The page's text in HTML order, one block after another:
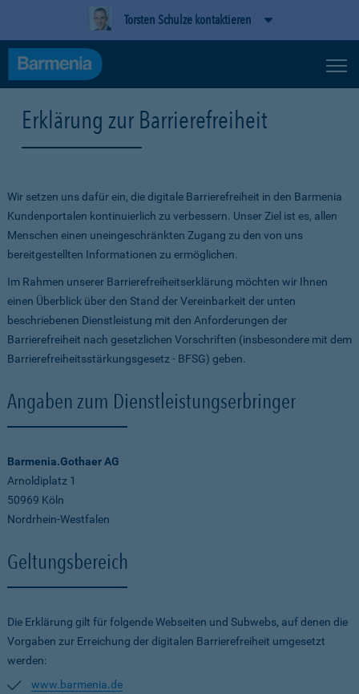
Torsten Schulze kontaktieren
Erklärung zur Barrierefreiheit
Wir setzen uns dafür ein, die digitale Barrierefreiheit in den Barmenia
Kundenportalen kontinuierlich zu verbessern. Unser Ziel ist es, allen
Menschen einen uneingeschränkten Zugang zu den von uns
bereitgestellten Informationen zu ermöglichen.
Im Rahmen unserer Barrierefreiheitserklärung möchten wir Ihnen
einen Überblick über den Stand der Vereinbarkeit der unten
beschriebenen Dienstleistung mit den Anforderungen der
Barrierefreiheit nach gesetzlichen Vorschriften (insbesondere mit dem
Barrierefreiheitsstärkungsgesetz - BFSG) geben.
Angaben zum Dienstleistungserbringer
Barmenia.Gothaer AG
Arnoldiplatz 1
50969 Köln
Nordrhein-Westfalen
Geltungsbereich
Die Erklärung gilt für folgende Webseiten und Subwebs, auf denen die
Vorgaben zur Erreichung der digitalen Barrierefreiheit umgesetzt
werden:
www.barmenia.de